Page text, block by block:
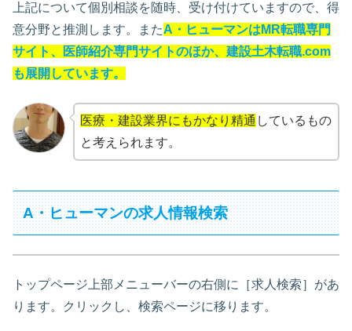
上記について個別相談を随時、受け付けていますので、得
意分野と推測します。またA・ヒューマンはMR転職専門
サイト、医師紹介専門サイトのほか、建設土木転職.com
も展開しています。
医療・建設業界にもかなり精通 しているもの
と考えられます。
A・ヒューマンの求人情報検索
トップページ上部メニューバーの右側に［求人検索］があ
ります。クリックし、検索ページに移ります。